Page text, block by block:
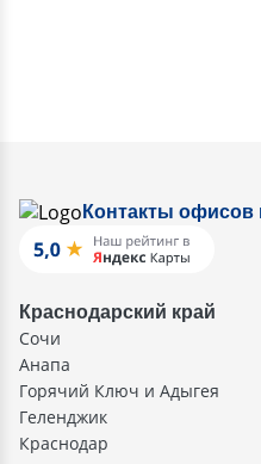
Контакты офисов
Краснодарский край
Сочи
Анапа
Горячий Ключ и Адыгея
Геленджик
Краснодар